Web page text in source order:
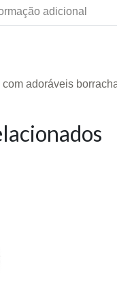
adicional
adoráveis